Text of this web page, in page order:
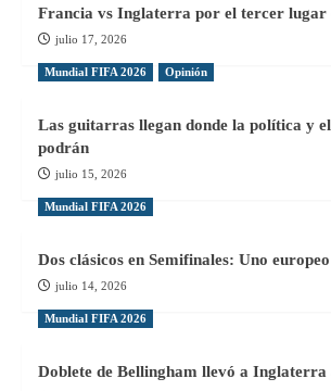
Francia vs Inglaterra por el tercer lugar
julio 17, 2026
Mundial FIFA 2026 Opinión
Las guitarras llegan donde la política y
podrán
julio 15, 2026
Mundial FIFA 2026
Dos clásicos en Semifinales: Uno
julio 14, 2026
Mundial FIFA 2026
Doblete de Bellingham llevó a Inglaterra